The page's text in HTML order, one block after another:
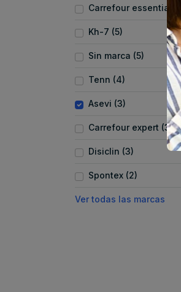
Carrefour essential (5)
Kh-7 (5)
Sin marca (5)
Tenn (4)
Asevi (3)
Carrefour expert (3)
Disiclin (3)
Spontex (2)
Ver todas las marcas